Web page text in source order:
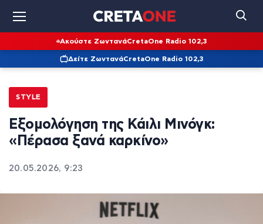
Ακούστε ΖωντανάCretaOne Radio 102,3
Δείτε ΖωντανάCretaOne Radio 102,3
STYLE
Εξομολόγηση της Κάιλι Μινόγκ:
«Πέρασα ξανά καρκίνο»
20.05.2026, 9:23